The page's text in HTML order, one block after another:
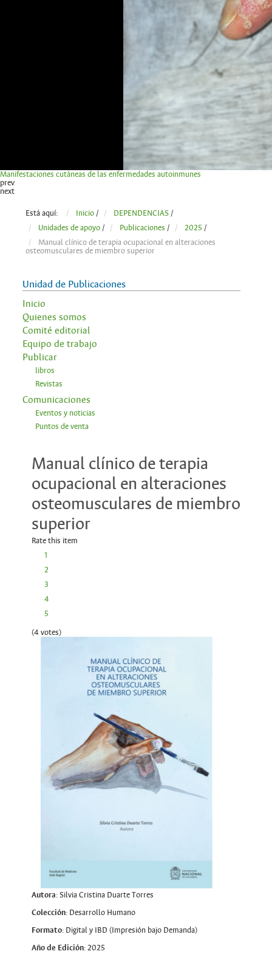
Manifestaciones cutáneas de las enfermedades autoinmunes
prev
next
Está aquí: Inicio/ DEPENDENCIAS/
Unidades de apoyo/ Publicaciones / 2025/
Manual clínico de terapia ocupacional en alteraciones
osteomusculares de miembro superior
Unidad de Publicaciones
Inicio
Quienes somos
Comité editorial
Equipo de trabajo
Publicar
libros
Revistas
Comunicaciones
Eventos y noticias
Puntos de venta
Manual clínico de terapia
ocupacional en alteraciones
osteomusculares de miembro
superior
Rate this item
1
2
3
4
5
(4 votes)
Autora: Silvia Cristina Duarte Torres
Colección: Desarrollo Humano
Formato: Digital y IBD (Impresión bajo Demanda)
Año de Edición: 2025